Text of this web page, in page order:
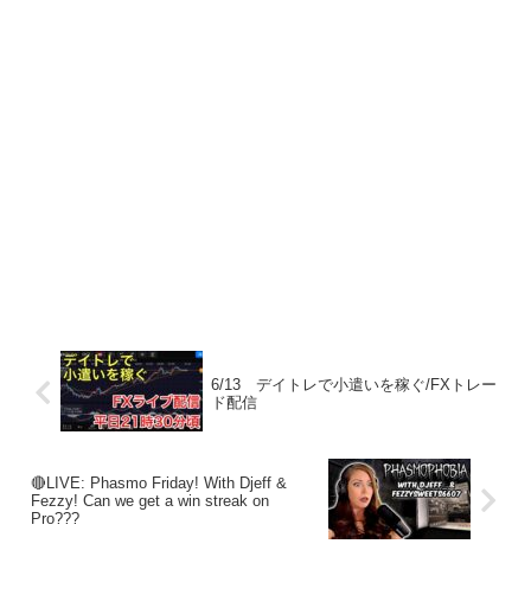
6/13 デイトレで小遣いを稼ぐ/FXトレー
ド配信
🔴LIVE: Phasmo Friday! With Djeff &
Fezzy! Can we get a win streak on
Pro???